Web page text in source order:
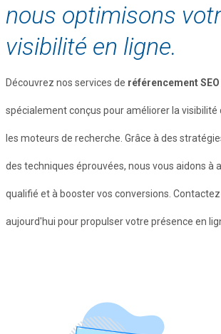
nous optimisons
visibilité en ligne.
Découvrez nos services de référencement
spécialement conçus pour améliorer la visibilité
les moteurs de recherche. Grâce à des
des techniques éprouvées, nous vous aidons à
qualifié et à booster vos conversions.
aujourd'hui pour propulser votre présence en